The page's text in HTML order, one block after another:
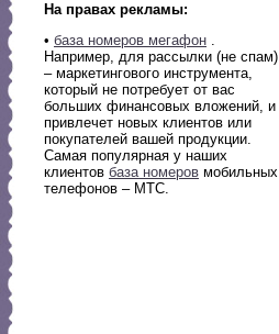
На правах рекламы:
• база номеров мегафон .
Например, для рассылки (не спам)
– маркетингового инструмента,
который не потребует от вас
больших финансовых вложений, и
привлечет новых клиентов или
покупателей вашей продукции.
Самая популярная у наших
клиентов база номеров мобильных
телефонов – МТС.